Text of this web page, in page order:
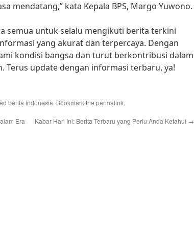
mendatang,” kata Kepala BPS, Margo Yuwono.
semua untuk selalu mengikuti berita terkini
yang akurat dan terpercaya. Dengan
kondisi bangsa dan turut berkontribusi dalam
Terus update dengan informasi terbaru, ya!
berita indonesia. Bookmark the permalink.
Era
Kabar Hari Ini: Berita Terbaru yang Perlu Anda Ketahui →